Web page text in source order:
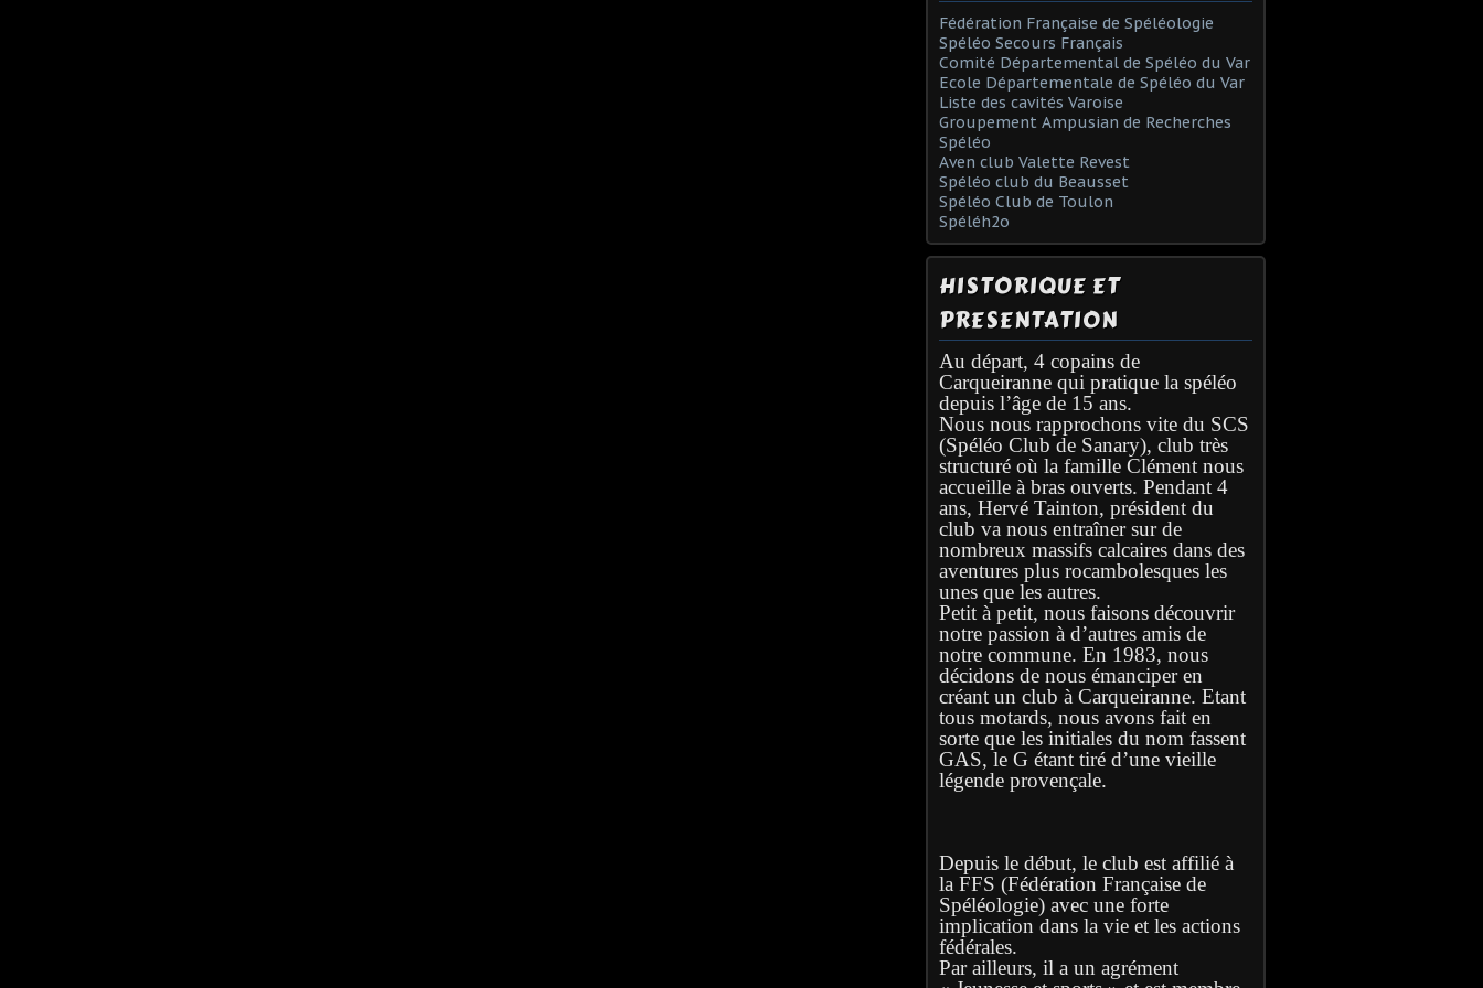
Fédération Française de Spéléologie
Spéléo Secours Français
Comité Départemental de Spéléo du Var
Ecole Départementale de Spéléo du Var
Liste des cavités Varoise
Groupement Ampusian de Recherches
Spéléo
Aven club Valette Revest
Spéléo club du Beausset
Spéléo Club de Toulon
Spéléh2o
HISTORIQUE ET
PRESENTATION
Au départ, 4 copains de
Carqueiranne qui pratique la spéléo
depuis l’âge de 15 ans.
Nous nous rapprochons vite du SCS
(Spéléo Club de Sanary), club très
structuré où la famille Clément nous
accueille à bras ouverts. Pendant 4
ans, Hervé Tainton, président du
club va nous entraîner sur de
nombreux massifs calcaires dans des
aventures plus rocambolesques les
unes que les autres.
Petit à petit, nous faisons découvrir
notre passion à d’autres amis de
notre commune. En 1983, nous
décidons de nous émanciper en
créant un club à Carqueiranne. Etant
tous motards, nous avons fait en
sorte que les initiales du nom fassent
GAS, le G étant tiré d’une vieille
légende provençale.
Depuis le début, le club est affilié à
la FFS (Fédération Française de
Spéléologie) avec une forte
implication dans la vie et les actions
fédérales.
Par ailleurs, il a un agrément